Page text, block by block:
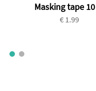
Masking tape
€ 1.99